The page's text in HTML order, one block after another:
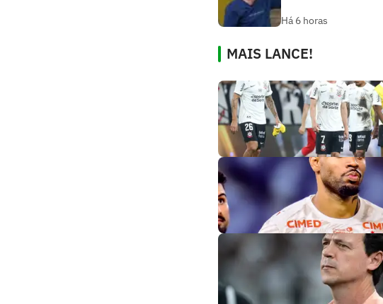
Há 6 horas
MAIS LANCE!